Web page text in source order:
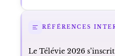
RÉFÉRENCES
Le Télévie 2026